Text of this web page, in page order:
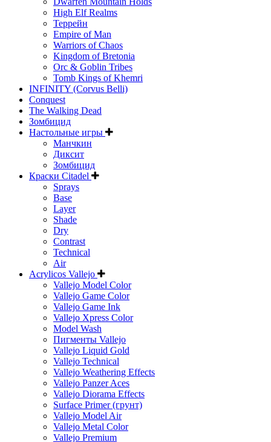
High Elf Realms
Террейн
Empire of Man
Warriors of Chaos
Kingdom of Bretonia
Orc & Goblin Tribes
Tomb Kings of Khemri
INFINITY (Corvus Belli)
Conquest
The Walking Dead
Зомбицид
Настольные игры
Манчкин
Диксит
Зомбицид
Краски Citadel
Sprays
Base
Layer
Shade
Dry
Contrast
Technical
Air
Acrylicos Vallejo
Vallejo Model Color
Vallejo Game Color
Vallejo Game Ink
Vallejo Xpress Color
Model Wash
Пигменты Vallejo
Vallejo Liquid Gold
Vallejo Technical
Vallejo Weathering Effects
Vallejo Panzer Aces
Vallejo Diorama Effects
Surface Primer (грунт)
Vallejo Model Air
Vallejo Metal Color
Vallejo Premium